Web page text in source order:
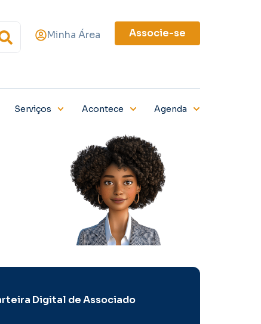
Minha Área Associe-se
Serviços Acontece Agenda
Digital de Associado